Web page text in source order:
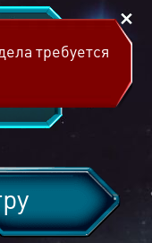
требуется